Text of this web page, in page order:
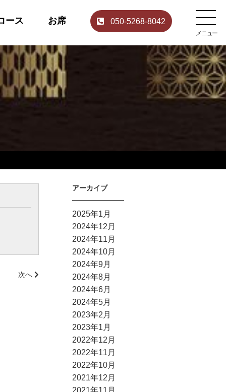
ース お席 050-5268-8042
メニュー
次へ
アーカイブ
2025年1月
2024年12月
2024年11月
2024年10月
2024年9月
2024年8月
2024年6月
2024年5月
2023年2月
2023年1月
2022年12月
2022年11月
2022年10月
2021年12月
2021年11月